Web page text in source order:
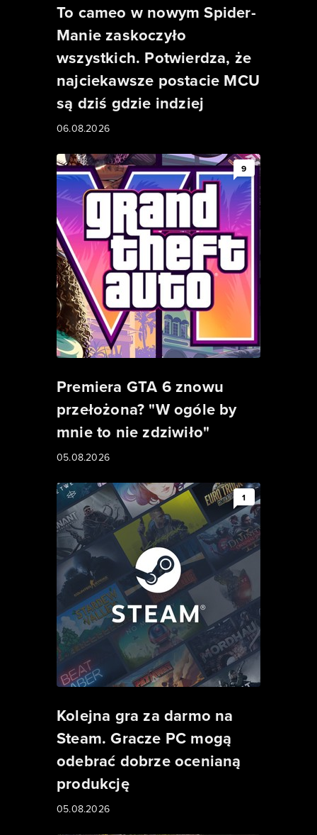
To cameo w nowym Spider-
Manie zaskoczyło
wszystkich. Potwierdza, że
najciekawsze postacie MCU
są dziś gdzie indziej
06.08.2026
9
Premiera GTA 6 znowu
przełożona? "W ogóle by
mnie to nie zdziwiło"
05.08.2026
1
Kolejna gra za darmo na
Steam. Gracze PC mogą
odebrać dobrze ocenianą
produkcję
05.08.2026